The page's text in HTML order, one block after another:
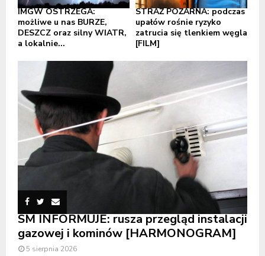
IMGW OSTRZEGA:
możliwe u nas BURZE,
DESZCZ oraz silny WIATR,
a lokalnie...
STRAŻ POŻARNA: podczas
upałów rośnie ryzyko
zatrucia się tlenkiem węgla
[FILM]
SM INFORMUJE: rusza przegląd instalacji
gazowej i kominów [HARMONOGRAM]
5 sierpnia 2026